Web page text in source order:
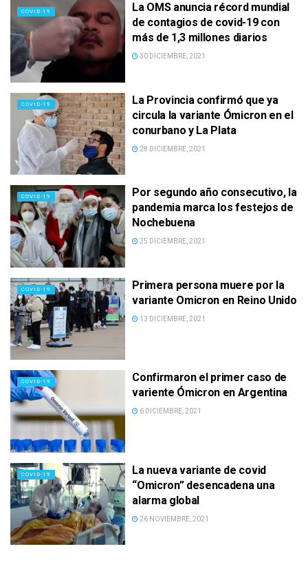
COVID-19
La OMS anuncia récord mundial
de contagios de covid-19 con
más de 1,3 millones diarios
30 DICIEMBRE, 2021
COVID-19
La Provincia confirmó que ya
circula la variante Ómicron en el
conurbano y La Plata
28 DICIEMBRE, 2021
COVID-19
Por segundo año consecutivo, la
pandemia marca los festejos de
Nochebuena
25 DICIEMBRE, 2021
COVID-19
Primera persona muere por la
variante Omicron en Reino Unido
13 DICIEMBRE, 2021
COVID-19
Confirmaron el primer caso de
variente Ómicron en Argentina
6 DICIEMBRE, 2021
COVID-19
La nueva variante de covid
“Omicron” desencadena una
alarma global
26 NOVIEMBRE, 2021